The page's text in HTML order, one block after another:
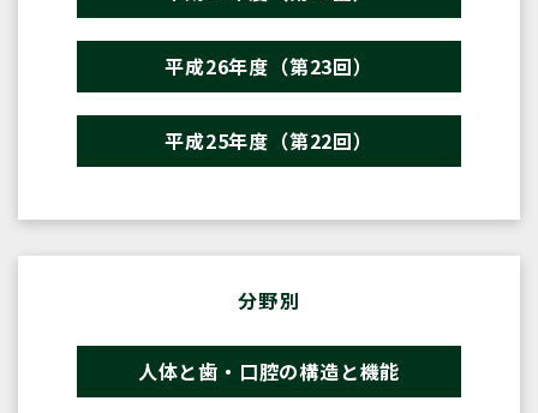
平成26年度（第23回）
平成25年度（第22回）
分野別
人体と歯・口腔の構造と機能